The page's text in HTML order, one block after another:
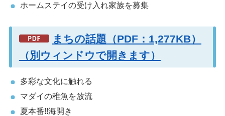
ホームステイの受け入れ家族を募集
まちの話題（PDF：1,277KB）
（別ウィンドウで開きます）
多彩な文化に触れる
マダイの稚魚を放流
夏本番!!海開き